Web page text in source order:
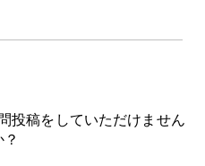
投稿をしていただけません
？